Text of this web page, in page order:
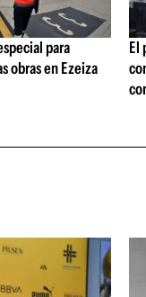
para
obras en Ezeiza
El